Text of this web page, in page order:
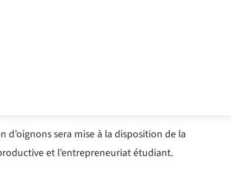
sera mise à la disposition de la
et l’entrepreneuriat étudiant.